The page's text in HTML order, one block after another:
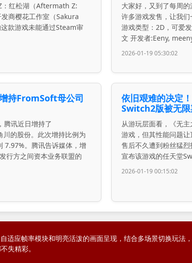
红松湖（Aftermath Z:
商樱花工作室（Sakura
款游戏未能通过Steam审
大家好，又到了每周
许多游戏发售，让我们
游戏类型：2D，可爱
文 开发者:Eeny,
2026-01-19 05:30:02
持FromSoft母公司
腾讯近日增持了
的股份。此次增持比例为
7.97%。腾讯告诉媒体，增
行方之间资本业务联盟的
依旧艰难的决定
Switch2版被无
从游玩层面看，《无
游戏，但其性能问题
售后不久遭到粉丝猛
宣布该游戏的任天堂
2026-01-19 00:15:02
应帧率模块和明亮活泼的画面呈现，结合多场景切换玩法
失精彩。